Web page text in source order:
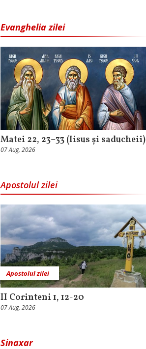
Evanghelia zilei
Matei 22, 23–33 (Iisus și saducheii)
07 Aug, 2026
Apostolul zilei
Apostolul zilei
II Corinteni 1, 12-20
07 Aug, 2026
Sinaxar